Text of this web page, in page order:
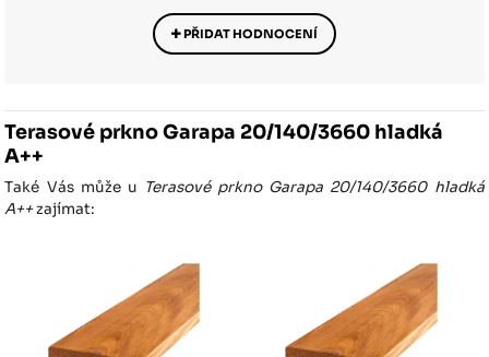
PŘIDAT HODNOCENÍ
Terasové prkno Garapa 20/140/3660 hladká
A++
Také Vás může u Terasové prkno Garapa 20/140/3660 hladká
A++zajímat: